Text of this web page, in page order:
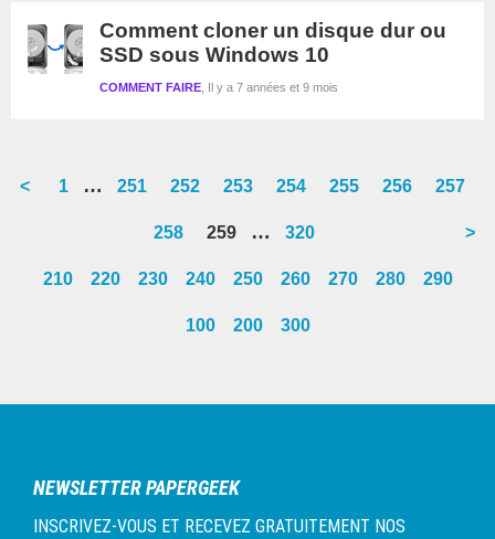
Comment cloner un disque dur ou
SSD sous Windows 10
Il y a 7 années et 9 mois
COMMENT FAIRE
<
Go
1
Interim
omitted
…
Go
page
251
Go
page
252
Go
page
253
Go
page
254
Go
255
Go
256
Go
page
257
Go
page
258
Go
page
259
Interim
omitted
…
Go
page
320 >
210 220 230 240 250 260 270 280 290
100 200 300
latérale
NEWSLETTER PAPERGEEK
INSCRIVEZ-VOUS ET RECEVEZ GRATUITEMENT NOS